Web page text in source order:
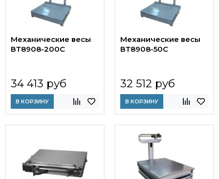
Механические весы
ВТ8908-200С
34 413 руб
В КОРЗИНУ
Механические весы
ВТ8908-50С
32 512 руб
В КОРЗИНУ